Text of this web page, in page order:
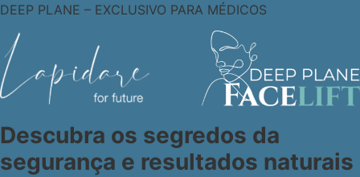
DEEP PLANE – EXCLUSIVO PARA MÉDICOS
Descubra os segredos da
segurança e resultados naturais